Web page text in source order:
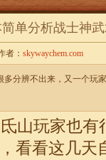
单分析战士神
者： skywaychem.com
多分辨不出来，又一个玩
山玩家也
看看这几天